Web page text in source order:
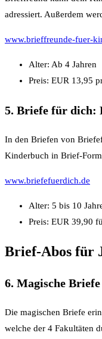
adressiert. Außerdem
www.brieffreunde-fuer-
Alter: Ab 4 Jahren
Preis: EUR 13,95
5. Briefe für dich:
In den Briefen von
Kinderbuch in Brief-
www.briefefuerdich.de
Alter: 5 bis 10
Preis: EUR 39,90
Brief-Abos für
6. Magische Briefe
Die magischen Briefe
welche der 4 Fakultäten